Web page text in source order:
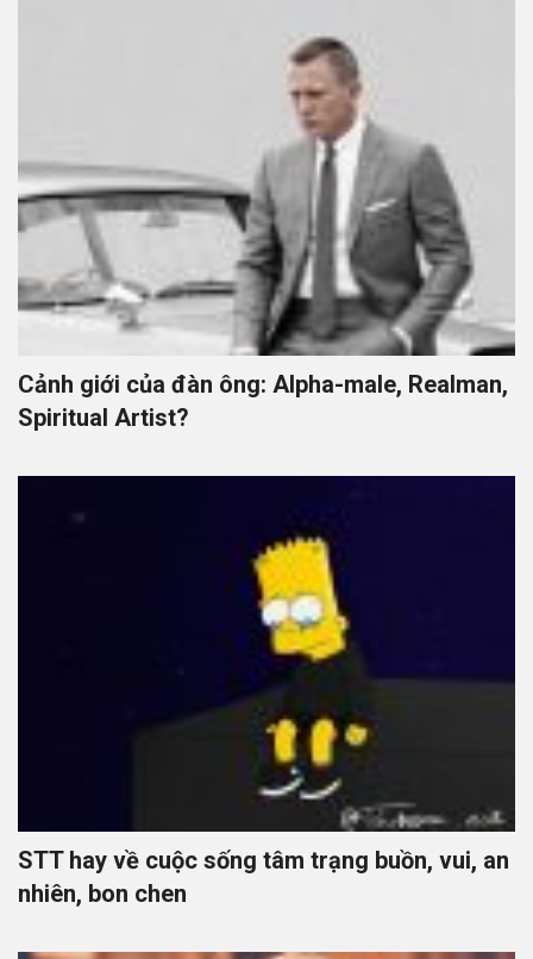
Cảnh giới của đàn ông: Alpha-male, Realman,
Spiritual Artist?
STT hay về cuộc sống tâm trạng buồn, vui, an
nhiên, bon chen